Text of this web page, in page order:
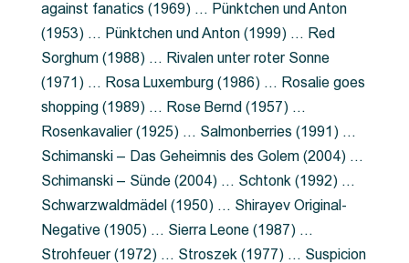
against fanatics (1969) … Pünktchen und Anton
(1953) … Pünktchen und Anton (1999) … Red
Sorghum (1988) … Rivalen unter roter Sonne
(1971) … Rosa Luxemburg (1986) … Rosalie goes
shopping (1989) … Rose Bernd (1957) …
Rosenkavalier (1925) … Salmonberries (1991) …
Schimanski – Das Geheimnis des Golem (2004) …
Schimanski – Sünde (2004) … Schtonk (1992) …
Schwarzwaldmädel (1950) … Shirayev Original-
Negative (1905) … Sierra Leone (1987) …
Strohfeuer (1972) … Stroszek (1977) … Suspicion